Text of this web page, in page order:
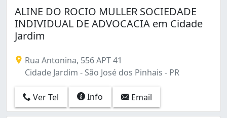
Silveira da Motta (4)
São Cristóvão (2)
São Domingos (2)
São Pedro (30)
Três Marias (11)
Águas Belas (1)
ALINE DO ROCIO MULLER SOCIEDADE
INDIVIDUAL DE ADVOCACIA em Cidade
Jardim
Rua Antonina, 556 APT 41
Cidade Jardim - São José dos Pinhais - PR
Ver Tel Info Email